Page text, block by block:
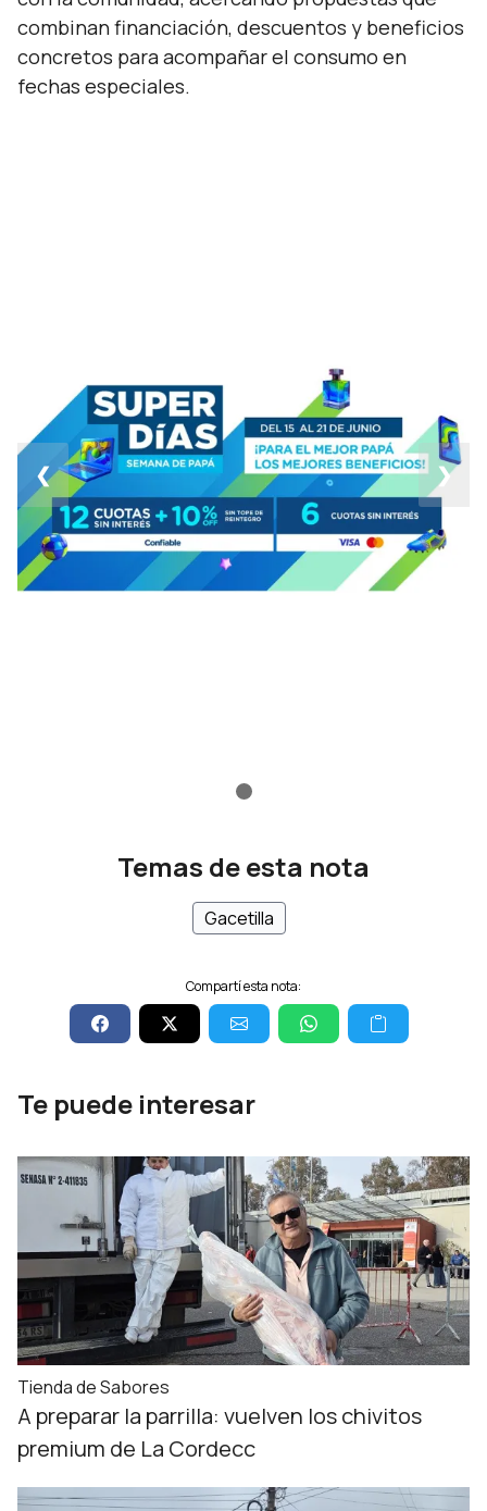
combinan financiación, descuentos y beneficios
concretos para acompañar el consumo en
fechas especiales.
❮ ❯
Temas de esta nota
Gacetilla
Compartí esta nota:
Te puede interesar
Tienda de Sabores
A preparar la parrilla: vuelven los chivitos
premium de La Cordecc